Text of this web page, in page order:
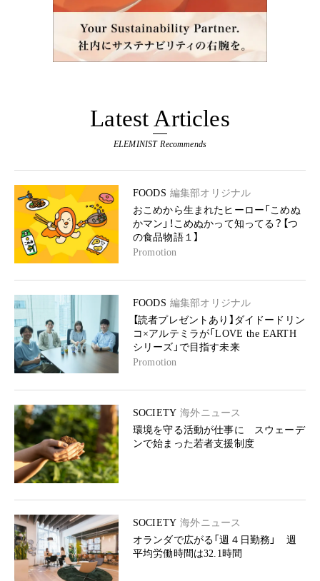
Latest Articles
ELEMINIST Recommends
FOODS 編集部オリジナル
おこめから生まれたヒーロー「こめぬ
かマン」！こめぬかって知ってる？【つ
の食品物語１】
Promotion
FOODS 編集部オリジナル
【読者プレゼントあり】ダイドードリン
コ×アルテミラが「LOVE the EARTH
シリーズ」で目指す未来
Promotion
SOCIETY 海外ニュース
環境を守る活動が仕事に スウェーデ
ンで始まった若者支援制度
SOCIETY 海外ニュース
オランダで広がる「週４日勤務」 週
平均労働時間は32.1時間